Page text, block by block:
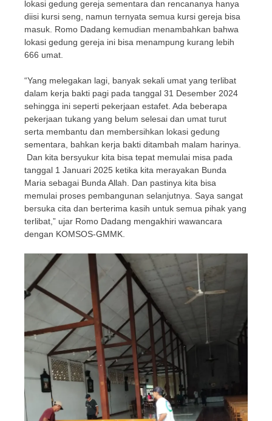
lokasi gedung gereja sementara dan rencananya hanya
diisi kursi seng, namun ternyata semua kursi gereja bisa
masuk. Romo Dadang kemudian menambahkan bahwa
lokasi gedung gereja ini bisa menampung kurang lebih
666 umat.
“Yang melegakan lagi, banyak sekali umat yang terlibat
dalam kerja bakti pagi pada tanggal 31 Desember 2024
sehingga ini seperti pekerjaan estafet. Ada beberapa
pekerjaan tukang yang belum selesai dan umat turut
serta membantu dan membersihkan lokasi gedung
sementara, bahkan kerja bakti ditambah malam harinya.
Dan kita bersyukur kita bisa tepat memulai misa pada
tanggal 1 Januari 2025 ketika kita merayakan Bunda
Maria sebagai Bunda Allah. Dan pastinya kita bisa
memulai proses pembangunan selanjutnya. Saya sangat
bersuka cita dan berterima kasih untuk semua pihak yang
terlibat,” ujar Romo Dadang mengakhiri wawancara
dengan KOMSOS-GMMK.